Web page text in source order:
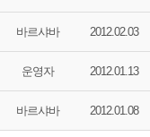
바르샤바 2012.02.03
운영자 2012.01.13
바르샤바 2012.01.08